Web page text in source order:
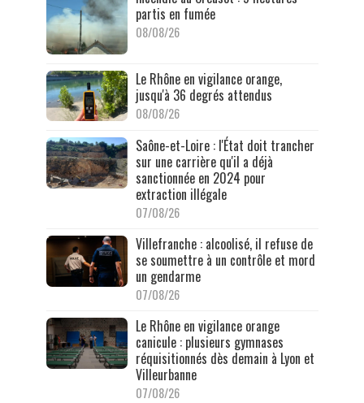
partis en fumée
08/08/26
Le Rhône en vigilance orange,
jusqu'à 36 degrés attendus
08/08/26
Saône-et-Loire : l'État doit trancher
sur une carrière qu'il a déjà
sanctionnée en 2024 pour
extraction illégale
07/08/26
Villefranche : alcoolisé, il refuse de
se soumettre à un contrôle et mord
un gendarme
07/08/26
Le Rhône en vigilance orange
canicule : plusieurs gymnases
réquisitionnés dès demain à Lyon et
Villeurbanne
07/08/26